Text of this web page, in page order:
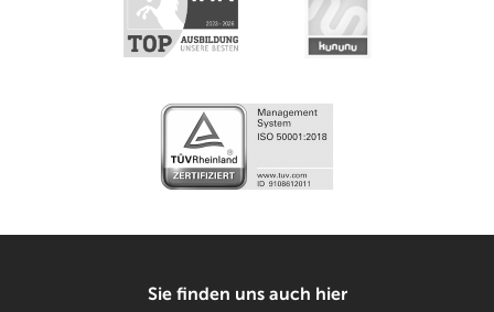
Sie finden uns auch hier